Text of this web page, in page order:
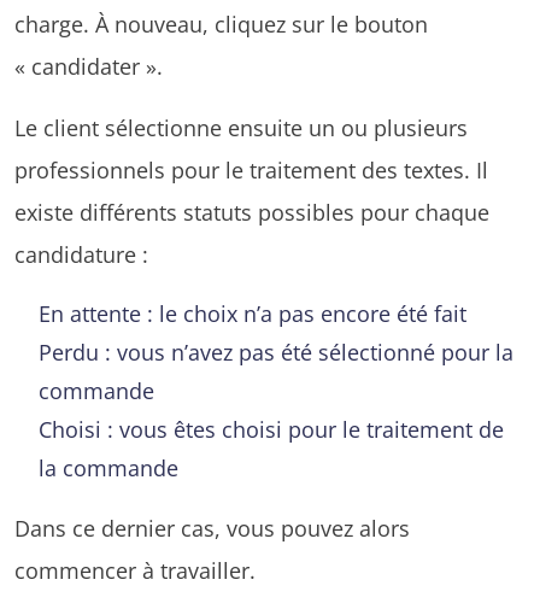
charge. À nouveau, cliquez sur le bouton
« candidater ».
Le client sélectionne ensuite un ou plusieurs
professionnels pour le traitement des textes. Il
existe différents statuts possibles pour chaque
candidature :
En attente : le choix n’a pas encore été fait
Perdu : vous n’avez pas été sélectionné pour la
commande
Choisi : vous êtes choisi pour le traitement de
la commande
Dans ce dernier cas, vous pouvez alors
commencer à travailler.